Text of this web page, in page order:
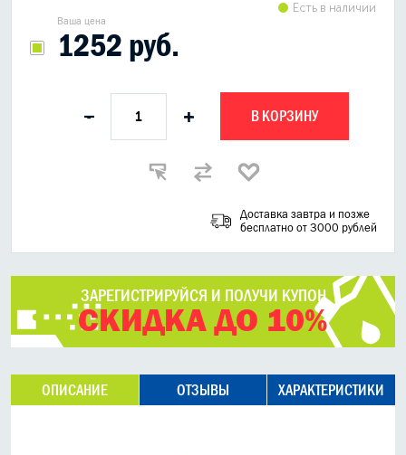
Ваша цена
1252 руб.
Есть в наличии
- + В КОРЗИНУ
Доставка завтра и позже
бесплатно от 3000 рублей
ЗАРЕГИСТРИРУЙСЯ И ПОЛУЧИ КУПОН
СКИДКА ДО 10%
ОПИСАНИЕ ОТЗЫВЫ ХАРАКТЕРИСТИКИ